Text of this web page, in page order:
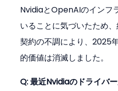
NvidiaとOpenAIのインフ
いることに気づいたため、
契約の不調により、2025
的価値は消滅しました。
Q: 最近Nvidiaのドライバ